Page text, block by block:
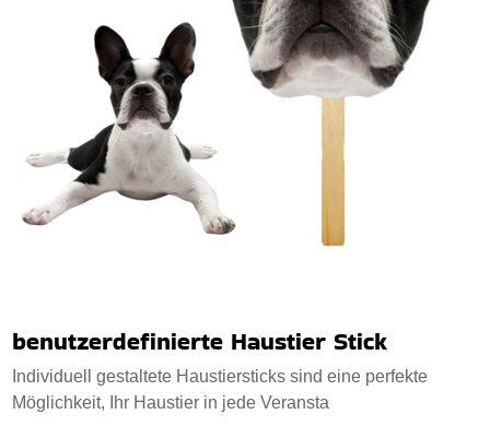
benutzerdefinierte Haustier Stick
Individuell gestaltete Haustiersticks sind eine perfekte
Möglichkeit, Ihr Haustier in jede Veransta